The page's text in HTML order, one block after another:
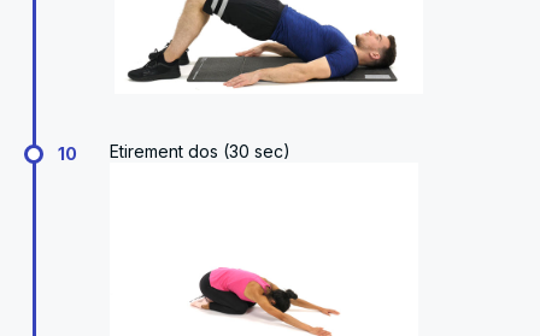
10 Etirement dos (30 sec)